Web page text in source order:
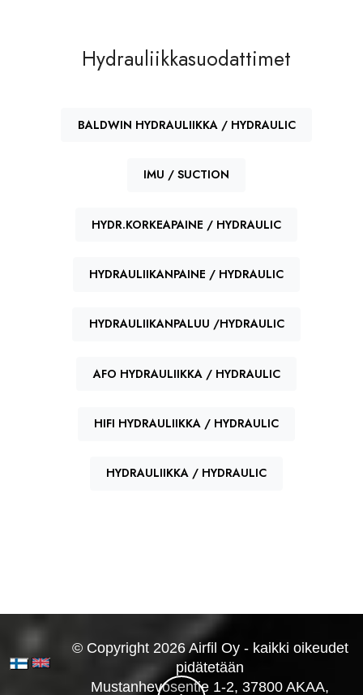
Hydrauliikkasuodattimet
BALDWIN HYDRAULIIKKA / HYDRAULIC
IMU / SUCTION
HYDR.KORKEAPAINE / HYDRAULIC
HYDRAULIIKANPAINE / HYDRAULIC
HYDRAULIIKANPALUU /HYDRAULIC
AFO HYDRAULIIKKA / HYDRAULIC
HIFI HYDRAULIIKKA / HYDRAULIC
HYDRAULIIKKA / HYDRAULIC
© Copyright 2026 Airfil Oy - kaikki oikeudet
pidätetään
Mustanhevosentie 1-2, 37800 AKAA,